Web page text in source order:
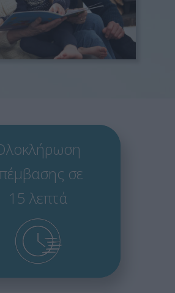
σε
15 λεπτά